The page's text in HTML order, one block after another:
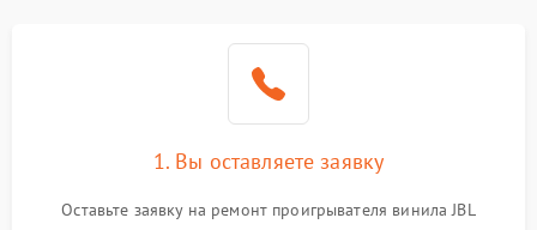
1. Вы оставляете заявку
Оставьте заявку на ремонт проигрывателя винила JBL